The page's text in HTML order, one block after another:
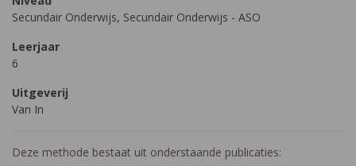
Secundair Onderwijs, Secundair Onderwijs - ASO
Leerjaar
6
Uitgeverij
Van In
Deze methode bestaat uit onderstaande publicaties: